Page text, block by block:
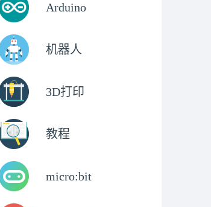
Arduino
机器人
3D打印
教程
micro:bit